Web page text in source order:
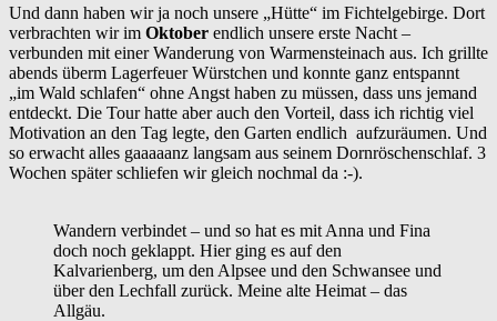
Und dann haben wir ja noch unsere „Hütte“ im Fichtelgebirge. Dort
verbrachten wir im Oktober endlich unsere erste Nacht –
verbunden mit einer Wanderung von Warmensteinach aus. Ich grillte
abends überm Lagerfeuer Würstchen und konnte ganz entspannt
„im Wald schlafen“ ohne Angst haben zu müssen, dass uns jemand
entdeckt. Die Tour hatte aber auch den Vorteil, dass ich richtig viel
Motivation an den Tag legte, den Garten endlich aufzuräumen. Und
so erwacht alles gaaaaanz langsam aus seinem Dornröschenschlaf. 3
Wochen später schliefen wir gleich nochmal da :-).
Wandern verbindet – und so hat es mit Anna und Fina
doch noch geklappt. Hier ging es auf den
Kalvarienberg, um den Alpsee und den Schwansee und
über den Lechfall zurück. Meine alte Heimat – das
Allgäu.